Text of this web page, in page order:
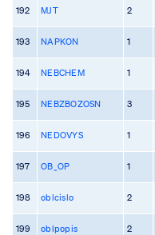
192 MJT 2
193 NAPKON 1
194 NEBCHEM 1
195 NEBZBOZOSN 3
196 NEDOVYS 1
197 OB_OP 1
198 oblcislo 2
199 oblpopis 2